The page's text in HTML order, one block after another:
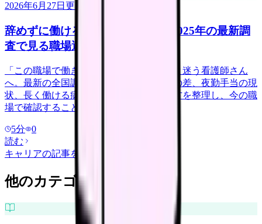
2026年6月27日 更新
辞めずに働ける病院は何が違う？2025年の最新調
査で見る職場選び
「この職場で働き続けられるだろうか」と迷う看護師さん
へ。最新の全国調査データから、離職率の差、夜勤手当の現
状、長く働ける病院が導入している働き方を整理し、今の職
場で確認することを具体化します。
5分
0
読む
キャリアの記事をもっと見る
他のカテゴリを探す